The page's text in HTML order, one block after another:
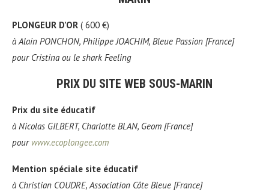
PLONGEUR D’OR ( 600 €)
à Alain PONCHON, Philippe JOACHIM, Bleue Passion [France]
pour Cristina ou le shark Feeling
PRIX DU SITE WEB SOUS-MARIN
Prix du site éducatif
à Nicolas GILBERT, Charlotte BLAN, Geom [France]
pour www.ecoplongee.com
Mention spéciale site éducatif
à Christian COUDRE, Association Côte Bleue [France]